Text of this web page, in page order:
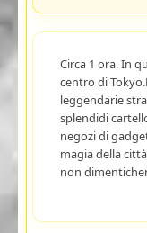
Circa 1 ora. In
centro di
leggendarie
splendidi
negozi di
magia della
non